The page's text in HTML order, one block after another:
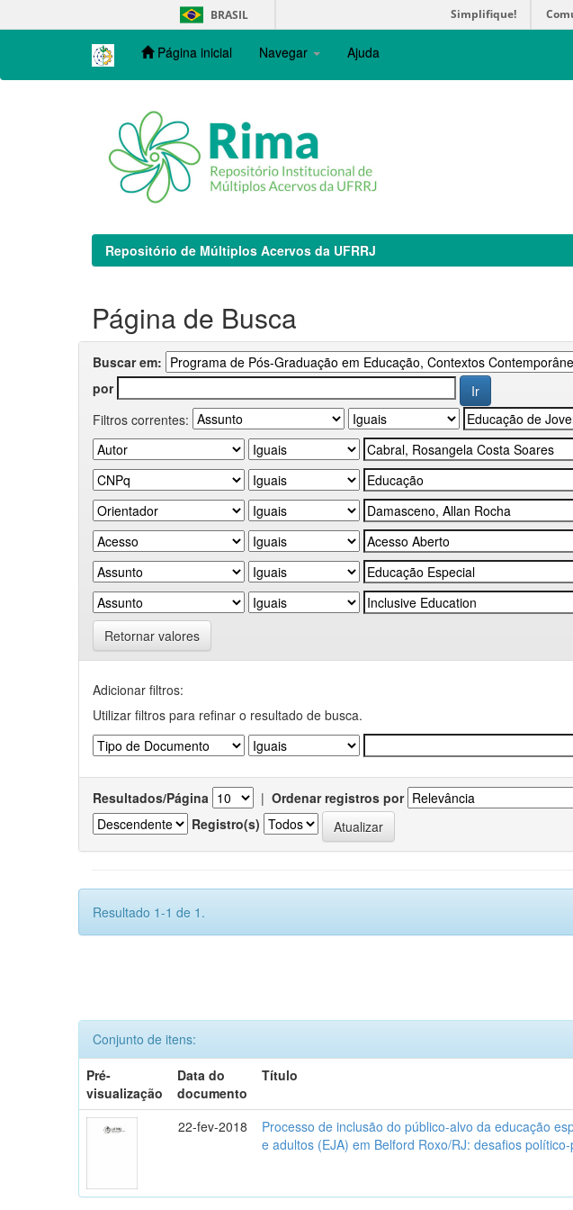
navigation
BRASIL Simplifique!
Página inicial Navegar Ajuda
Repositório de Múltiplos Acervos da UFRRJ
Página de Busca
Buscar em:
por
Filtros correntes:
Retornar valores
Adicionar filtros:
Utilizar filtros para refinar o resultado de busca.
Resultados/Página | Ordenar registros por
Registro(s)
Resultado 1-1 de 1.
Conjunto de itens:
Pré-
visualização
Data do
documento
Título
22-fev-2018
Processo de inclusão do público-alvo da educação
e adultos (EJA) em Belford Roxo/RJ: desafios